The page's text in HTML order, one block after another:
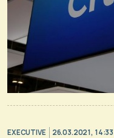
EXECUTIVE 26.03.2021, 14:33